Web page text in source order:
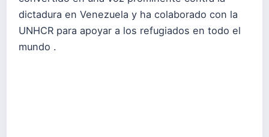
dictadura en Venezuela y ha colaborado con la
UNHCR para apoyar a los refugiados en todo el
mundo .